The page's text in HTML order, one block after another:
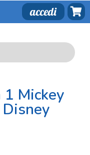
accedi
1 Mickey